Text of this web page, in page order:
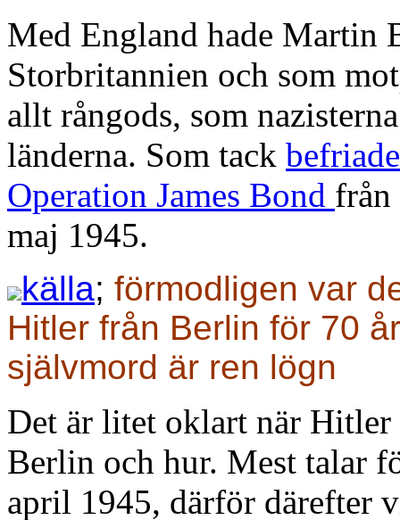
Med England hade Martin
Storbritannien och som
allt rångods, som
länderna. Som tack
Operation James Bond från
maj 1945.
källa; förmodligen var
Hitler från Berlin för 70
självmord är ren lögn
Det är litet oklart när
Berlin och hur. Mest talar
april 1945, därför därefter